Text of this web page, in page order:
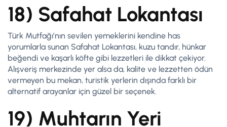
18) Safahat Lokantası
Türk Mutfağı’nın sevilen yemeklerini kendine has
yorumlarla sunan Safahat Lokantası, kuzu tandır, hünkar
beğendi ve kaşarlı köfte gibi lezzetleri ile dikkat çekiyor.
Alışveriş merkezinde yer alsa da, kalite ve lezzetten ödün
vermeyen bu mekan, turistik yerlerin dışında farklı bir
alternatif arayanlar için güzel bir seçenek.
19) Muhtarın Yeri